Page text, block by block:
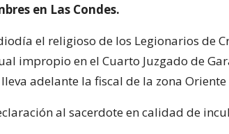
en Las Condes.
el religioso de los Legionarios de
impropio en el Cuarto Juzgado de
adelante la fiscal de la zona
al sacerdote en calidad de